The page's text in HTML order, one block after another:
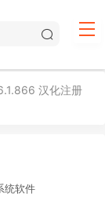
汉化注册
统软件